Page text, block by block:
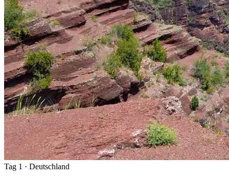
Tag 1 · Deutschland